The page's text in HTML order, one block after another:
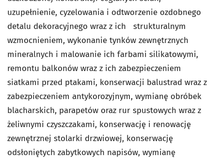
uzupełnienie, cyzelowania i odtworzenie ozdobnego
detalu dekoracyjnego wraz z ich strukturalnym
wzmocnieniem, wykonanie tynków zewnętrznych
mineralnych i malowanie ich farbami silikatowymi,
remontu balkonów wraz z ich zabezpieczeniem
siatkami przed ptakami, konserwacji balustrad wraz z
zabezpieczeniem antykorozyjnym, wymianę obróbek
blacharskich, parapetów oraz rur spustowych wraz z
żeliwnymi czyszczakami, konserwację i renowację
zewnętrznej stolarki drzwiowej, konserwację
odsłoniętych zabytkowych napisów, wymianę